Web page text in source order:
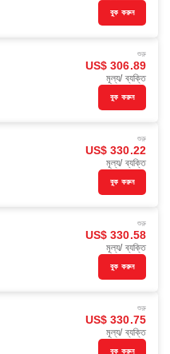
বুক করুন
শুরু
US$ 306.89
মূল্য/ ব্যক্তি
বুক করুন
শুরু
US$ 330.22
মূল্য/ ব্যক্তি
বুক করুন
শুরু
US$ 330.58
মূল্য/ ব্যক্তি
বুক করুন
শুরু
US$ 330.75
মূল্য/ ব্যক্তি
বুক করুন